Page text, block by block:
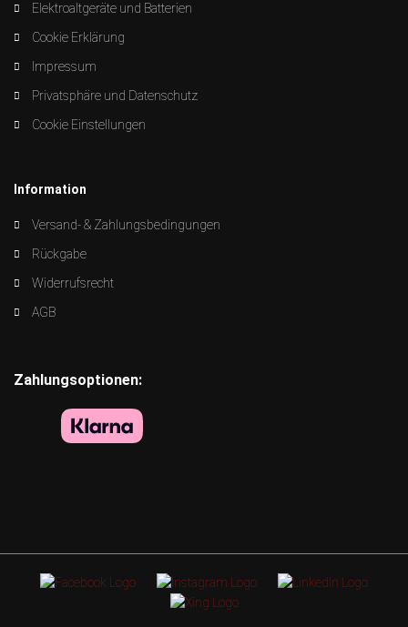
Elektroaltgeräte und Batterien
Cookie Erklärung
Impressum
Privatsphäre und Datenschutz
Cookie Einstellungen
Information
Versand- & Zahlungsbedingungen
Rückgabe
Widerrufsrecht
AGB
Zahlungsoptionen: